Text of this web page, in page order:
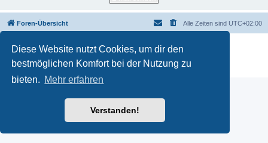
Diese Website nutzt Cookies, um dir den
bestmöglichen Komfort bei der Nutzung zu
bieten. Mehr erfahren
Verstanden!
Foren-Übersicht Alle Zeiten sind UTC+02:00
Powered by phpBB
® Forum Software © phpBB Limited
Deutsche Übersetzung durch
PRIVACY_LINK| TERMS_LINK